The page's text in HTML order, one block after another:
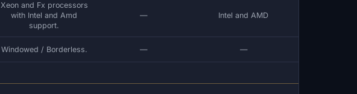
Xeon and Fx processors
with Intel and Amd
support.
— Intel and AMD
Windowed / Borderless. — —